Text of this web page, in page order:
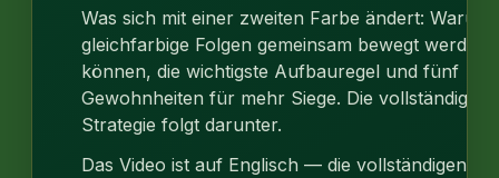
Was sich mit einer zweiten Farbe ändert: Warum
gleichfarbige Folgen gemeinsam bewegt werden
können, die wichtigste Aufbauregel und fünf
Gewohnheiten für mehr Siege. Die vollständige
Strategie folgt darunter.
Das Video ist auf Englisch — die vollständigen